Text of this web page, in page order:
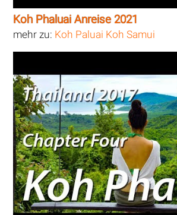
Koh Phaluai Anreise 2021
mehr zu: Koh Paluai Koh Samui